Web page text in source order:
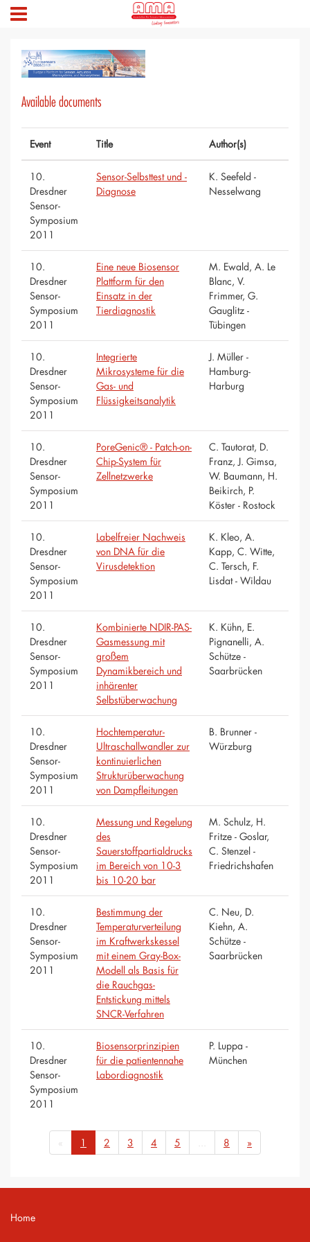
Available documents
Event Title Author(s)
10.
Dresdner
Sensor-
Symposium
2011
Sensor-Selbsttest und -
Diagnose
K. Seefeld -
Nesselwang
10.
Dresdner
Sensor-
Symposium
2011
Eine neue Biosensor
Plattform für den
Einsatz in der
Tierdiagnostik
M. Ewald, A. Le
Blanc, V.
Frimmer, G.
Gauglitz -
Tübingen
10.
Dresdner
Sensor-
Symposium
2011
Integrierte
Mikrosysteme für die
Gas- und
Flüssigkeitsanalytik
J. Müller -
Hamburg-
Harburg
10.
Dresdner
Sensor-
Symposium
2011
PoreGenic® - Patch-on-
Chip-System für
Zellnetzwerke
C. Tautorat, D.
Franz, J. Gimsa,
W. Baumann, H.
Beikirch, P.
Köster - Rostock
10.
Dresdner
Sensor-
Symposium
2011
Labelfreier Nachweis
von DNA für die
Virusdetektion
K. Kleo, A.
Kapp, C. Witte,
C. Tersch, F.
Lisdat - Wildau
10.
Dresdner
Sensor-
Symposium
2011
Kombinierte NDIR-PAS-
Gasmessung mit
großem
Dynamikbereich und
inhärenter
Selbstüberwachung
K. Kühn, E.
Pignanelli, A.
Schütze -
Saarbrücken
10.
Dresdner
Sensor-
Symposium
2011
Hochtemperatur-
Ultraschallwandler zur
kontinuierlichen
Strukturüberwachung
von Dampfleitungen
B. Brunner -
Würzburg
10.
Dresdner
Sensor-
Symposium
2011
Messung und Regelung
des
Sauerstoffpartialdrucks
im Bereich von 10-3
bis 10-20 bar
M. Schulz, H.
Fritze - Goslar,
C. Stenzel -
Friedrichshafen
10.
Dresdner
Sensor-
Symposium
2011
Bestimmung der
Temperaturverteilung
im Kraftwerkskessel
mit einem Gray-Box-
Modell als Basis für
die Rauchgas-
Entstickung mittels
SNCR-Verfahren
C. Neu, D.
Kiehn, A.
Schütze -
Saarbrücken
10.
Dresdner
Sensor-
Symposium
2011
Biosensorprinzipien
für die patientennahe
Labordiagnostik
P. Luppa -
München
« 1 2 3 4 5 ... 8 »
Home